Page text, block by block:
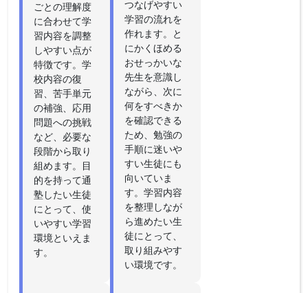
ごとの理解度
に合わせて学
習内容を調整
しやすい点が
特徴です。学
校内容の復
習、苦手単元
の補強、応用
問題への挑戦
など、必要な
段階から取り
組めます。目
的を持って通
塾したい生徒
にとって、使
いやすい学習
環境といえま
す。
つなげやすい
学習の流れを
作れます。と
にかくほめる
おせっかいな
先生を意識し
ながら、次に
何をすべきか
を確認できる
ため、勉強の
手順に迷いや
すい生徒にも
向いていま
す。学習内容
を整理しなが
ら進めたい生
徒にとって、
取り組みやす
い環境です。